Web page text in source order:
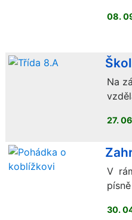
08.
Na
27.
V
30.